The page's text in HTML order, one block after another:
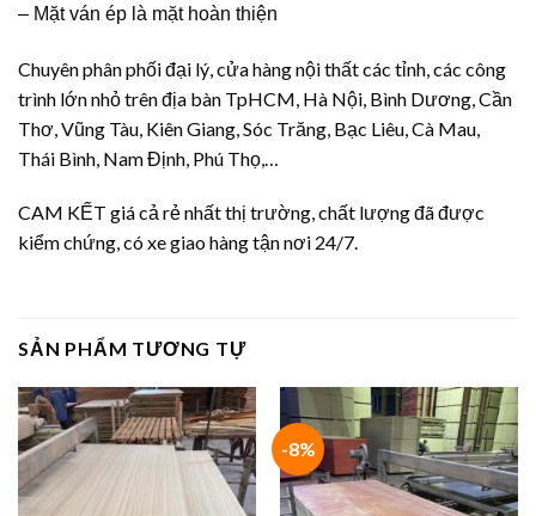
– Mặt ván ép là mặt hoàn thiện
Chuyên phân phối đại lý, cửa hàng nội thất các tỉnh, các công
trình lớn nhỏ trên địa bàn TpHCM, Hà Nội, Bình Dương, Cần
Thơ, Vũng Tàu, Kiên Giang, Sóc Trăng, Bạc Liêu, Cà Mau,
Thái Bình, Nam Định, Phú Thọ,…
CAM KẾT giá cả rẻ nhất thị trường, chất lượng đã được
kiểm chứng, có xe giao hàng tận nơi 24/7.
SẢN PHẨM TƯƠNG TỰ
-8%